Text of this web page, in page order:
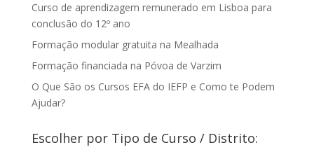
Curso de aprendizagem remunerado em Lisboa para
conclusão do 12º ano
Formação modular gratuita na Mealhada
Formação financiada na Póvoa de Varzim
O Que São os Cursos EFA do IEFP e Como te Podem
Ajudar?
Escolher por Tipo de Curso / Distrito: